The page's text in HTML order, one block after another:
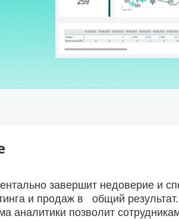
завершит недоверие и
и продаж в общий результат.
аналитики позволит